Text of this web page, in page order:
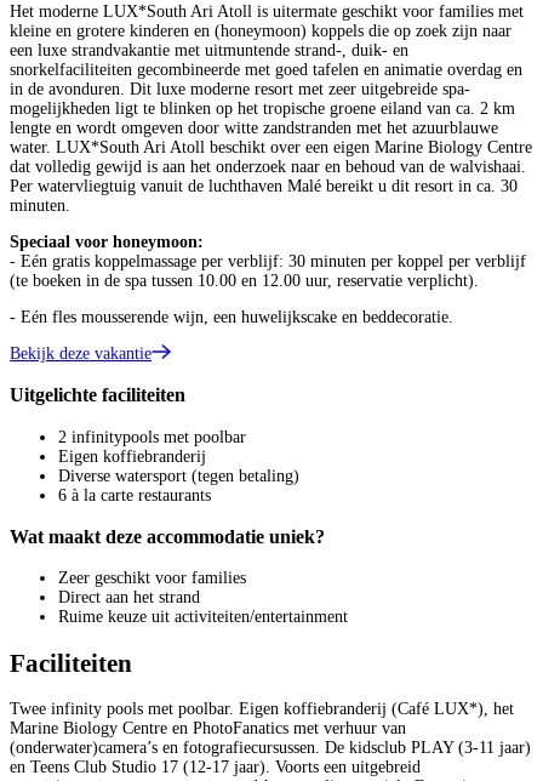
Het moderne LUX*South Ari Atoll is uitermate geschikt voor families met
kleine en grotere kinderen en (honeymoon) koppels die op zoek zijn naar
een luxe strandvakantie met uitmuntende strand-, duik- en
snorkelfaciliteiten gecombineerde met goed tafelen en animatie overdag en
in de avonduren. Dit luxe moderne resort met zeer uitgebreide spa-
mogelijkheden ligt te blinken op het tropische groene eiland van ca. 2 km
lengte en wordt omgeven door witte zandstranden met het azuurblauwe
water. LUX*South Ari Atoll beschikt over een eigen Marine Biology Centre
dat volledig gewijd is aan het onderzoek naar en behoud van de walvishaai.
Per watervliegtuig vanuit de luchthaven Malé bereikt u dit resort in ca. 30
minuten.
Speciaal voor honeymoon:
- Eén gratis koppelmassage per verblijf: 30 minuten per koppel per verblijf
(te boeken in de spa tussen 10.00 en 12.00 uur, reservatie verplicht).
- Eén fles mousserende wijn, een huwelijkscake en beddecoratie.
Bekijk deze vakantie
Uitgelichte faciliteiten
2 infinitypools met poolbar
Eigen koffiebranderij
Diverse watersport (tegen betaling)
6 à la carte restaurants
Wat maakt deze accommodatie uniek?
Zeer geschikt voor families
Direct aan het strand
Ruime keuze uit activiteiten/entertainment
Faciliteiten
Twee infinity pools met poolbar. Eigen koffiebranderij (Café LUX*), het
Marine Biology Centre en PhotoFanatics met verhuur van
(onderwater)camera’s en fotografiecursussen. De kidsclub PLAY (3‑11 jaar)
en Teens Club Studio 17 (12‑17 jaar). Voorts een uitgebreid